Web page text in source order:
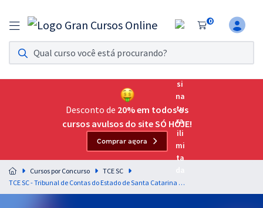
0
Assinatura Ilimitada 11
Acesso a todos os cursos. Teste grátis por 7 dias!
Assinatura OAB Até Passar
Acesso ilimitado a toda preparação para o Exame da
Residências Multiprofissionais
Preparação completa e intensiva para as principais
residências em saúde do Brasil
Desconto de 20% em todos os
cursos avulsos do site SÓ HOJE!
Comprar agora
Cursos por Concurso
TCE SC
TCE SC - Tribunal de Contas do Estado de Santa Catarina - Informática para o cargo de Auditor Fiscal de Controle Externo - Administração - Professor Fabricio Melo